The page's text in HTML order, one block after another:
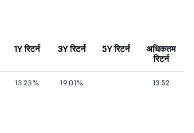
1Y रिटर्न 3Y रिटर्न 5Y रिटर्न
अधिकतम
रिटर्न
13.23% 19.01% 13.52